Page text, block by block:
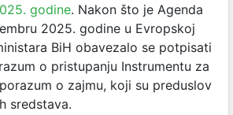
godine. Nakon što je Agenda
2025. godine u Evropskoj
BiH obavezalo se potpisati
o pristupanju Instrumentu za
o zajmu, koji su preduslov
sredstava.